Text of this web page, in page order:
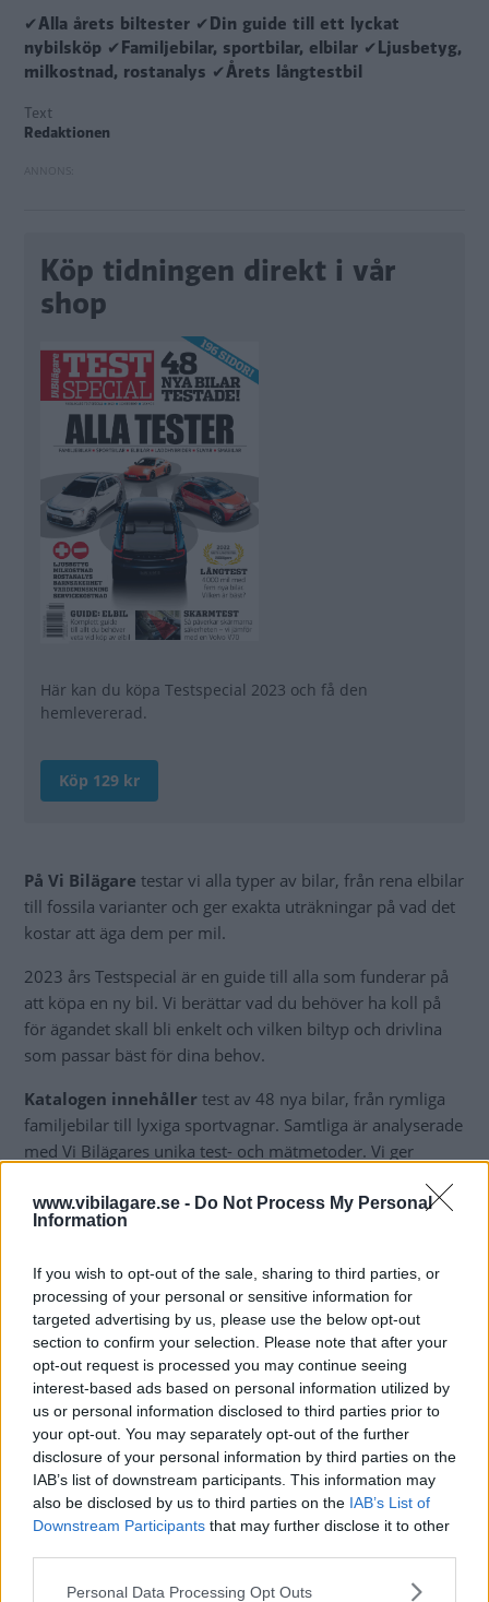
www.vibilagare.se - Do Not Process My Personal
Information
If you wish to opt-out of the sale, sharing to third parties, or
processing of your personal or sensitive information for
targeted advertising by us, please use the below opt-out
section to confirm your selection. Please note that after your
opt-out request is processed you may continue seeing
interest-based ads based on personal information utilized by
us or personal information disclosed to third parties prior to
your opt-out. You may separately opt-out of the further
disclosure of your personal information by third parties on the
IAB’s list of downstream participants. This information may
also be disclosed by us to third parties on the IAB’s List of
Downstream Participants that may further disclose it to other
Please note that this website/app uses one or more Google
Personal Data Processing Opt Outs
✔Alla årets biltester ✔Din guide till ett lyckat
nybilsköp ✔Familjebilar, sportbilar, elbilar ✔Ljusbetyg,
milkostnad, rostanalys ✔Årets långtestbil
Text
Redaktionen
Köp tidningen direkt i vår
shop
Här kan du köpa Testspecial 2023 och få den
hemlevererad.
Läs mer >
Köp 129 kr
På Vi Bilägare testar vi alla typer av bilar, från rena elbilar
till fossila varianter och ger exakta uträkningar på vad det
kostar att äga dem per mil.
2023 års Testspecial är en guide till alla som funderar på
att köpa en ny bil. Vi berättar vad du behöver ha koll på
för ägandet skall bli enkelt och vilken biltyp och drivlina
som passar bäst för dina behov.
Katalogen innehåller test av 48 nya bilar, från rymliga
familjebilar till lyxiga sportvagnar. Samtliga är analyserade
med Vi Bilägares unika test- och mätmetoder. Vi ger
barnsäkerheten.
milkostnad – vare sig det är en elbil, laddhybrid, hybrid
eller en bil driven helt av fossila bränslen.
I Vi Bilägares Testspecialfår du dessutom veta hur det
gick i 2022 års långtestverksamhet där Hyundai Ioniq 5,
Subaru Outback, Nissan Qashqai, Dacia Sandero och MG
Marvel R ingick. Vi äger våra långtestbilar och kör dem
flera tusen mil under året.
Våra tester är ditt bästa verktyg för att kunna göra ett så
genomtänkt bilköp som möjligt. Bedömningen av